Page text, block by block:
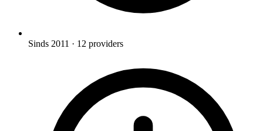
Sinds 2011 · 12 providers